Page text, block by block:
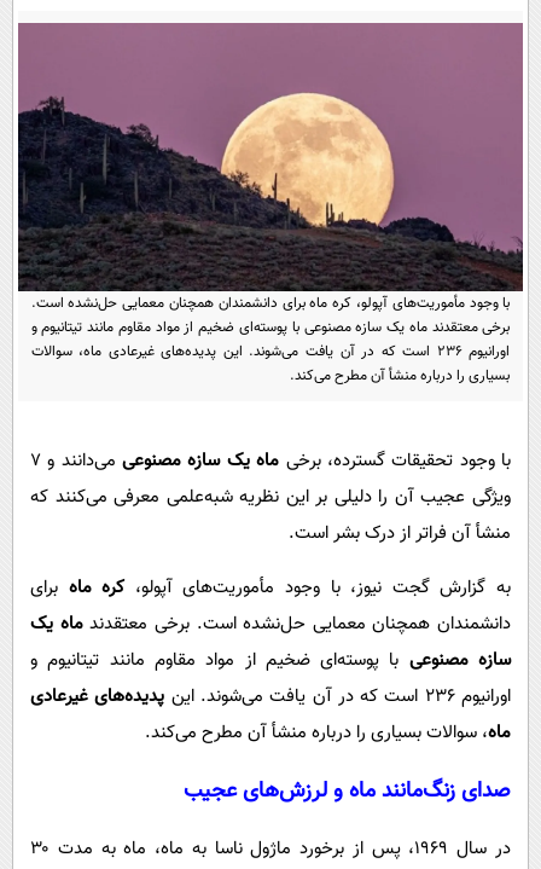
حوادث
یک برش دانایی
محیط زیست
سفر و تفریح
بین الملل
علم و دانش
فناوری و It
علمی
اخبار کریپتو
قرآن
گوناگون
سرگرمی
باشگاه مغز
مجله تصویری سلاح
فیلم
اقتصاد
ورزش
سیاست
فناوری
گوناگون
محیط زیست
سلامت
فرهنگی
بین الملل
حیات وحش
سیاست خارجی
عصر ایران 2
خواندنی ها و دیدنی ها
داستان کوتاه
آشپزی
آموزش زبان
با وجود مأموریت‌های آپولو، کره ماه برای دانشمندان همچنان معمایی حل‌نشده است.
برخی معتقدند ماه یک سازه مصنوعی با پوسته‌ای ضخیم از مواد مقاوم مانند تیتانیوم و
اورانیوم ۲۳۶ است که در آن یافت می‌شوند. این پدیده‌های غیرعادی ماه، سوالات
بسیاری را درباره منشأ آن مطرح می‌کند.
با وجود تحقیقات گسترده، برخی ماه یک سازه مصنوعی
می‌دانند و ۷
ویژگی عجیب آن را دلیلی بر این نظریه شبه‌علمی معرفی می‌کنند که
منشأ آن فراتر از درک بشر است.
به گزارش گجت نیوز، با وجود مأموریت‌های آپولو،کره ماه برای
دانشمندان همچنان معمایی حل‌نشده است. برخی معتقدندماه یک
سازه مصنوعی با پوسته‌ای ضخیم از مواد مقاوم مانند تیتانیوم و
اورانیوم ۲۳۶ است که در آن یافت می‌شوند. این
پدیده‌های غیرعادی
ماه، سوالات بسیاری را درباره منشأ آن مطرح می‌کند.
صدای زنگ‌مانند ماه و لرزش‌های عجیب
در سال ۱۹۶۹، پس از برخورد ماژول ناسا به ماه، ماه به مدت ۳۰